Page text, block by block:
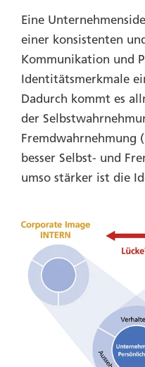
Eine
einer konsistenten
Kommunikation und
Identitätsmerkmale
Dadurch kommt es
der
Fremdwahrnehmung
besser Selbst- und
umso stärker ist die